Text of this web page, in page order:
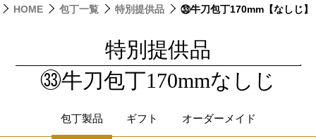
HOME 包丁一覧 特別提供品 ㉝牛刀包丁170mm【なしじ】
特別提供品
|
㉝牛刀包丁170mmなしじ
包丁製品 ギフト オーダーメイド